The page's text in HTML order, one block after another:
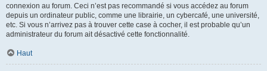
connexion au forum. Ceci n’est pas recommandé si vous accédez au forum
depuis un ordinateur public, comme une librairie, un cybercafé, une université,
etc. Si vous n’arrivez pas à trouver cette case à cocher, il est probable qu’un
administrateur du forum ait désactivé cette fonctionnalité.
Haut